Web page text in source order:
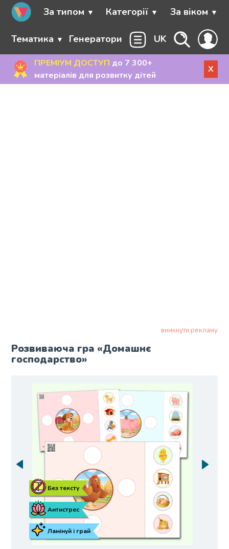
За типом Категорії За віком
Тематика Генератори UK
ПРЕМІУМ ДОСТУП до 7 300+
матеріалів для розвитку дітей
X
вимкнути рекламу
Розвиваюча гра «Домашнє
господарство»
Ламінуй і грай
Антистрес
Без тексту